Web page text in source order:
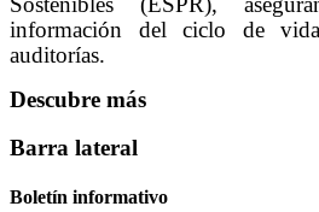
información del ciclo de
auditorías.
Descubre más
Barra lateral
Boletín informativo